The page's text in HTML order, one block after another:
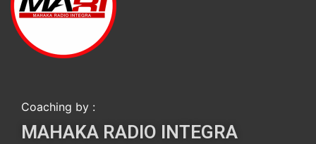
Coaching by :
MAHAKA RADIO INTEGRA